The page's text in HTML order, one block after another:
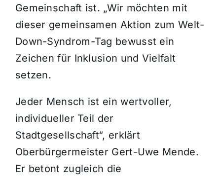
Gemeinschaft ist. „Wir möchten mit
dieser gemeinsamen Aktion zum Welt-
Down-Syndrom-Tag bewusst ein
Zeichen für Inklusion und Vielfalt
setzen.
Jeder Mensch ist ein wertvoller,
individueller Teil der
Stadtgesellschaft“, erklärt
Oberbürgermeister Gert-Uwe Mende.
Er betont zugleich die